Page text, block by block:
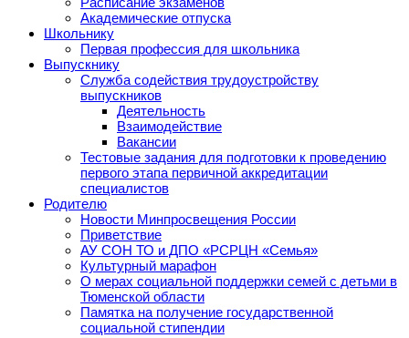
Академические отпуска
Школьнику
Первая профессия для школьника
Выпускнику
Служба содействия трудоустройству
выпускников
Деятельность
Взаимодействие
Вакансии
Тестовые задания для подготовки к проведению
первого этапа первичной аккредитации
специалистов
Родителю
Новости Минпросвещения России
Приветствие
АУ СОН ТО и ДПО «РСРЦН «Семья»
Культурный марафон
О мерах социальной поддержки семей с детьми в
Тюменской области
Памятка на получение государственной
социальной стипендии